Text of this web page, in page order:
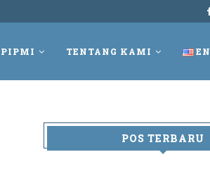
PIPMI TENTANG KAMI EN
POS TERBARU